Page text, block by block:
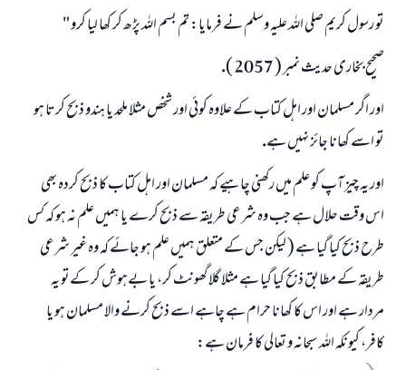
تو رسول كريم صلى اللہ عليہ وسلم نے فرمايا: تم بسم اللہ پڑھ كر كھا ليا كرو "
صحيح بخارى حديث نمبر ( 2057 ).
اور اگر مسلمان اور اہل كتاب كے علاوہ كوئى اور شخص مثلا ملحد يا ہندو ذبح كرتا ہو
تو اسے كھانا جائز نہيں ہے.
اور يہ چيز آپ كو علم ميں ركھنى چاہيے كہ مسلمان اور اہل كتاب كا ذبح كردہ بھى
اس وقت حلال ہے جب وہ شرعى طريقہ سے ذبح كرے يا ہميں علم نہ ہو كہ كس
طرح ذبح كيا گيا ہے ( ليكن جس كے متعلق ہميں علم ہو جائے كہ وہ غير شرعى
طريقہ كے مطابق ذبح كيا گيا ہے مثلا گلا گھونٹ كر، يا بےہوش كر كےتو يہ
مردار ہے اور اس كا كھانا حرام ہے چاہے اسے ذبح كرنے والا مسلمان ہو يا
كافر، كيونكہ اللہ سبحانہ و تعالى كا فرمان ہے: